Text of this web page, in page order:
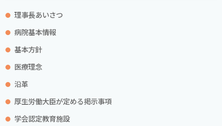
理事長あいさつ
病院基本情報
基本方針
医療理念
沿革
厚生労働大臣が定める掲示事項
学会認定教育施設